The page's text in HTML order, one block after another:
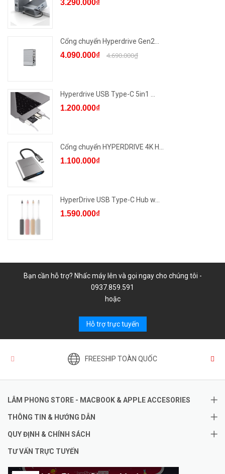
3.290.000₫
Cổng chuyển Hyperdrive Gen2...
4.090.000₫ 4.690.000₫
Hyperdrive USB Type-C 5in1 ...
1.200.000₫
Cổng chuyển HYPERDRIVE 4K H...
1.100.000₫
HyperDrive USB Type-C Hub w...
1.590.000₫
Bạn cần hỗ trợ? Nhấc máy lên và gọi ngay cho chúng tôi -
0937.859.591
hoặc
Hỗ trợ trực tuyến
FREESHIP TOÀN QUỐC
LÂM PHONG STORE - MACBOOK & APPLE ACCESORIES
THÔNG TIN & HƯỚNG DẪN
QUY ĐỊNH & CHÍNH SÁCH
TƯ VẤN TRỰC TUYẾN